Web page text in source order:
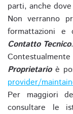
parti, anche
Non verranno
formattazioni e
Contatto Tecnico.
Proprietarioè
provider/
Per maggiori
consultare le